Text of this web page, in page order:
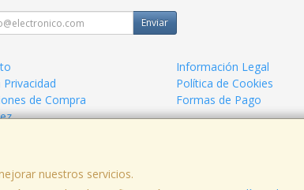
nuestros servicios.
Enviar
Información Legal
Privacidad
Política de Cookies
de Compra
Formas de Pago